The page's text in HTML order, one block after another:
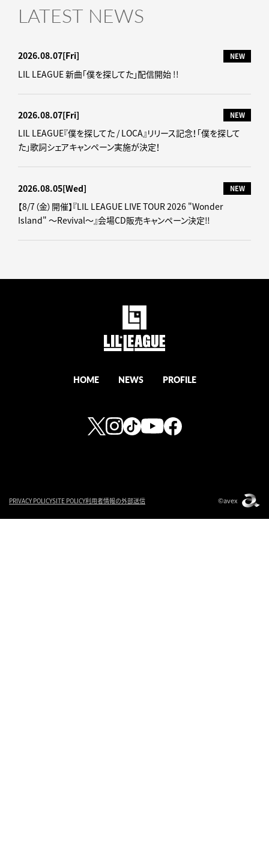
LATEST NEWS
2026.08.07[Fri] NEW
LIL LEAGUE 新曲「僕を探してた」配信開始 !!
2026.08.07[Fri] NEW
LIL LEAGUE『僕を探してた / LOCA』リリース記念！「僕を探して
た」歌詞シェアキャンペーン実施が決定！
2026.08.05[Wed] NEW
【8/7（金）開催】『LIL LEAGUE LIVE TOUR 2026 "Wonder
Island" ～Revival～』会場CD販売キャンペーン決定‼
HOME NEWS PROFILE
PRIVACY POLICYSITE POLICY利用者情報の外部送信 ©avex